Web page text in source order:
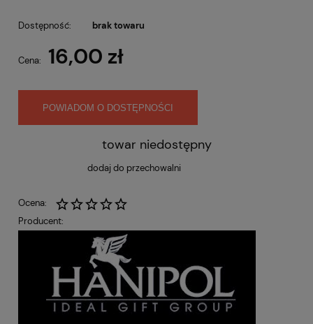
Dostępność: brak towaru
Cena: 16,00 zł
POWIADOM O DOSTĘPNOŚCI
towar niedostępny
dodaj do przechowalni
Ocena:
Producent: